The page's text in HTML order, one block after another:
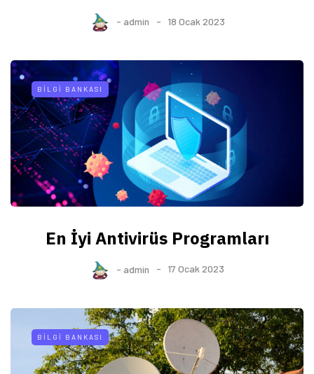
- admin 18 Ocak 2023
BILGI BANKASI
En İyi Antivirüs Programları
- admin 17 Ocak 2023
BILGI BANKASI